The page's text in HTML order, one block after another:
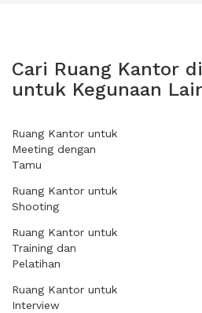
Cari Ruang Kantor
untuk Kegunaan
Ruang Kantor untuk
Meeting dengan
Tamu
Ruang Kantor untuk
Shooting
Ruang Kantor untuk
Training dan
Pelatihan
Ruang Kantor untuk
Interview